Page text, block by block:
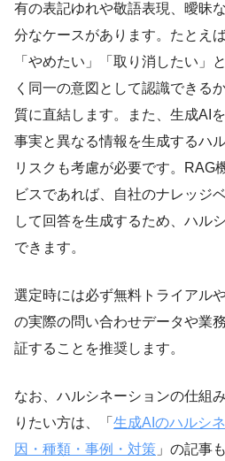
有の表記ゆれや敬語表現、曖昧
分なケースがあります。たとえ
「やめたい」「取り消したい」
く同一の意図として認識できる
質に直結します。また、生成AI
事実と異なる情報を生成するハ
リスクも考慮が必要です。RAG
ビスであれば、自社のナレッジ
して回答を生成するため、ハル
できます。
選定時には必ず無料トライアル
の実際の問い合わせデータや業
証することを推奨します。
なお、ハルシネーションの仕組
りたい方は、「 生成AIのハルシ
因・種類・事例・対策 」の記事